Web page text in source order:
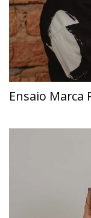
Ensaio Marca